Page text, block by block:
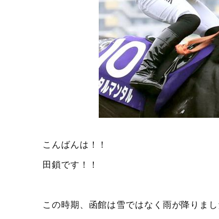
こんばんは！！
田鎖です！！
この時期、函館は雪ではなく雨が降りま